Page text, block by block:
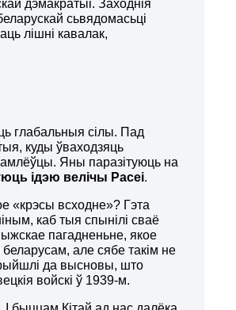
дэмакратыі. Заходнія
сьвядомасьці
лішні кавалак,
глабальныя сілы. Пад
куды ўваходзяць
Яны паразітуюць на
ідэю велічы Расеі.
«крэсы всходне»? Гэта
каб тыя спынілі сваё
пагадненьне, якое
беларусам, але сябе такім не
да высновы, што
войскі ў 1939-м.